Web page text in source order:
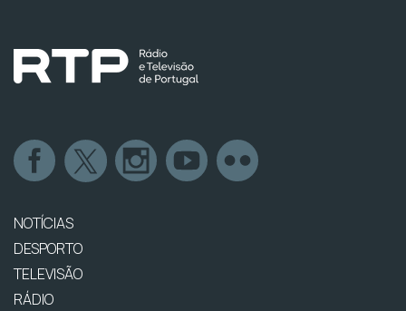
NOTÍCIAS
DESPORTO
TELEVISÃO
RÁDIO